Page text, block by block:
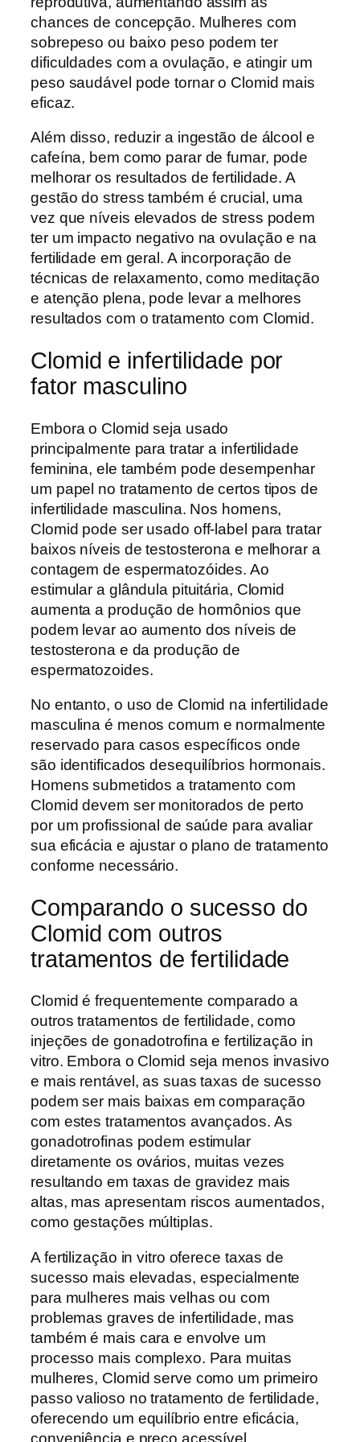
chances de concepção. Mulheres com
sobrepeso ou baixo peso podem ter
dificuldades com a ovulação, e atingir um
peso saudável pode tornar o Clomid mais
eficaz.
Além disso, reduzir a ingestão de álcool e
cafeína, bem como parar de fumar, pode
melhorar os resultados de fertilidade. A
gestão do stress também é crucial, uma
vez que níveis elevados de stress podem
ter um impacto negativo na ovulação e na
fertilidade em geral. A incorporação de
técnicas de relaxamento, como meditação
e atenção plena, pode levar a melhores
resultados com o tratamento com Clomid.
Clomid e infertilidade por
fator masculino
Embora o Clomid seja usado
principalmente para tratar a infertilidade
feminina, ele também pode desempenhar
um papel no tratamento de certos tipos de
infertilidade masculina. Nos homens,
Clomid pode ser usado off-label para tratar
baixos níveis de testosterona e melhorar a
contagem de espermatozóides. Ao
estimular a glândula pituitária, Clomid
aumenta a produção de hormônios que
podem levar ao aumento dos níveis de
testosterona e da produção de
espermatozoides.
No entanto, o uso de Clomid na infertilidade
masculina é menos comum e normalmente
reservado para casos específicos onde
são identificados desequilíbrios hormonais.
Homens submetidos a tratamento com
Clomid devem ser monitorados de perto
por um profissional de saúde para avaliar
sua eficácia e ajustar o plano de tratamento
conforme necessário.
Comparando o sucesso do
Clomid com outros
tratamentos de fertilidade
Clomid é frequentemente comparado a
outros tratamentos de fertilidade, como
injeções de gonadotrofina e fertilização in
vitro. Embora o Clomid seja menos invasivo
e mais rentável, as suas taxas de sucesso
podem ser mais baixas em comparação
com estes tratamentos avançados. As
gonadotrofinas podem estimular
diretamente os ovários, muitas vezes
resultando em taxas de gravidez mais
altas, mas apresentam riscos aumentados,
como gestações múltiplas.
A fertilização in vitro oferece taxas de
sucesso mais elevadas, especialmente
para mulheres mais velhas ou com
problemas graves de infertilidade, mas
também é mais cara e envolve um
processo mais complexo. Para muitas
mulheres, Clomid serve como um primeiro
passo valioso no tratamento de fertilidade,
oferecendo um equilíbrio entre eficácia,
conveniência e preço acessível.